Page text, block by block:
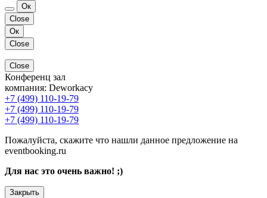
Ок
Close
Ок
Close
Close
Конференц зал
компания: Deworkacy
+7 (499) 110-19-79
+7 (499) 110-19-79
+7 (499) 110-19-79
Пожалуйста, скажите что нашли данное предложение на
eventbooking.ru
Для нас это очень важно! ;)
Закрыть